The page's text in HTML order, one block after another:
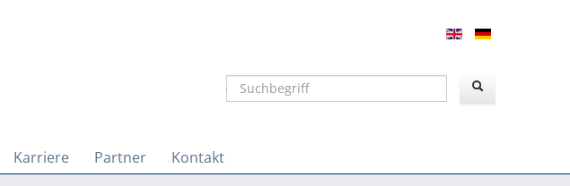
Suchen
Karriere Partner Kontakt